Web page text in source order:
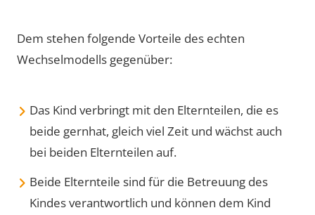
Dem stehen folgende Vorteile des echten
Wechselmodells gegenüber:
Das Kind verbringt mit den Elternteilen, die es
beide gernhat, gleich viel Zeit und wächst auch
bei beiden Elternteilen auf.
Beide Elternteile sind für die Betreuung des
Kindes verantwortlich und können dem Kind